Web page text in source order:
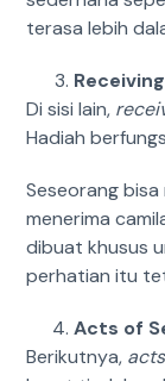
terasa lebih
Di sisi lain,
Hadiah
Seseorang
menerima
dibuat khusus
perhatian itu
Acts of
Berikutnya,